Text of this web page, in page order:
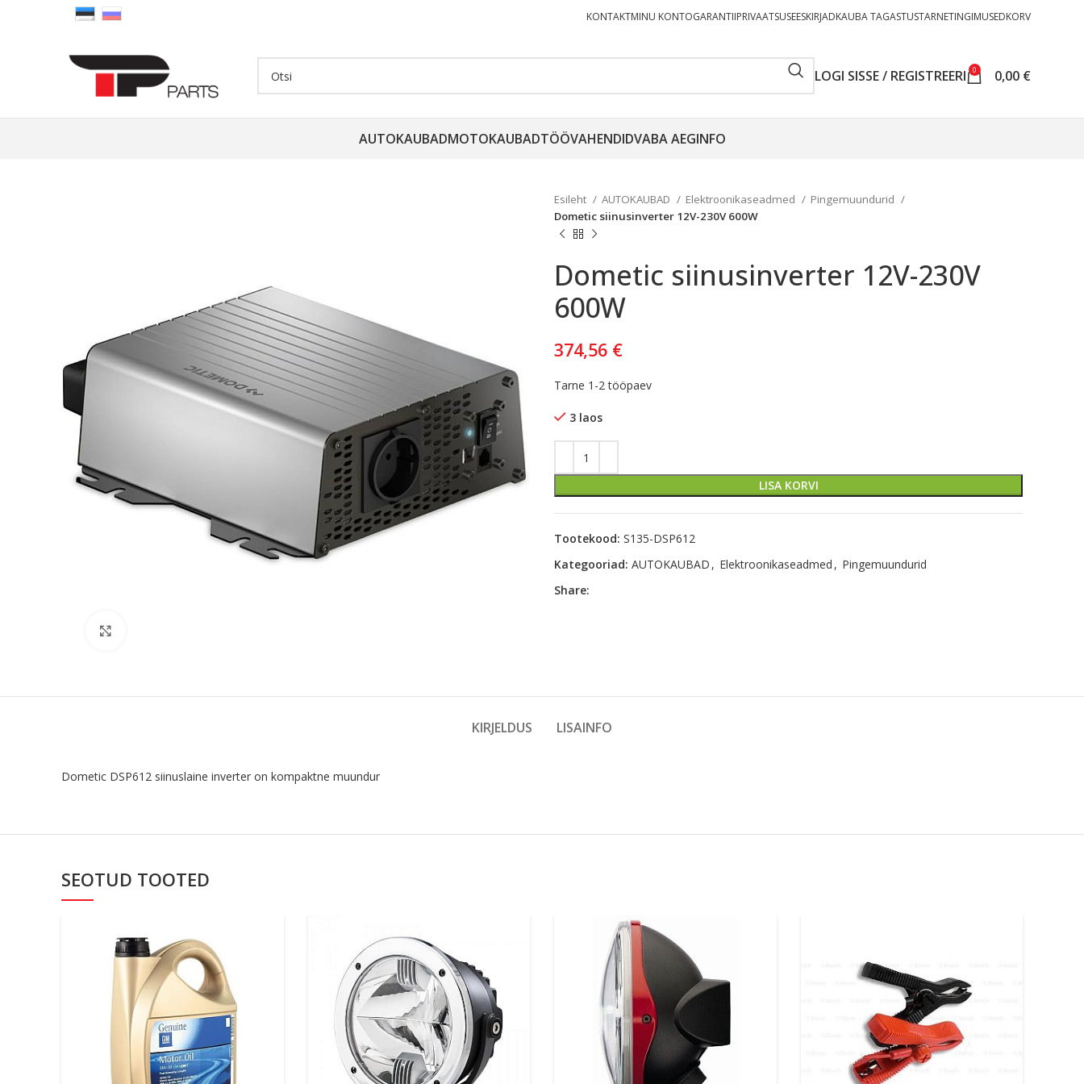
KONTAKTMINU KONTOGARANTIIPRIVAATSUSEESKIRJADKAUBA TAGASTUSTARNETINGIMUSEDKORV
LOGI SISSE / REGISTREERI 0 0,00 €
AUTOKAUBADMOTOKAUBADTÖÖVAHENDIDVABA AEGINFO
Esileht AUTOKAUBAD Elektroonikaseadmed
Pingemuundurid
Dometic siinusinverter 12V-230V 600W
Dometic siinusinverter 12V-230V
600W
374,56 €
Tarne 1-2 tööpaev
3 laos
LISA KORVI
Tootekood: S135-DSP612
Kategooriad: AUTOKAUBAD , Elektroonikaseadmed , Pingemuundurid
Share:
KIRJELDUS LISAINFO
Dometic DSP612 siinuslaine inverter on kompaktne muundur
SEOTUD TOOTED